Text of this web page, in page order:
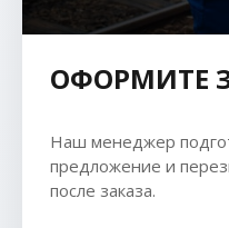
ОФОРМИТЕ
Наш менеджер
предложение и
после заказа.